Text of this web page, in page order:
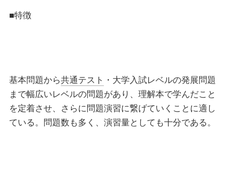
■特徴
基本問題から共通テスト ・大学入試レベルの発展問題
まで幅広いレベルの問題があり、理解本で学んだこと
を定着させ、さらに問題演習に繋げていくことに適し
ている。問題数も多く、演習量としても十分である。